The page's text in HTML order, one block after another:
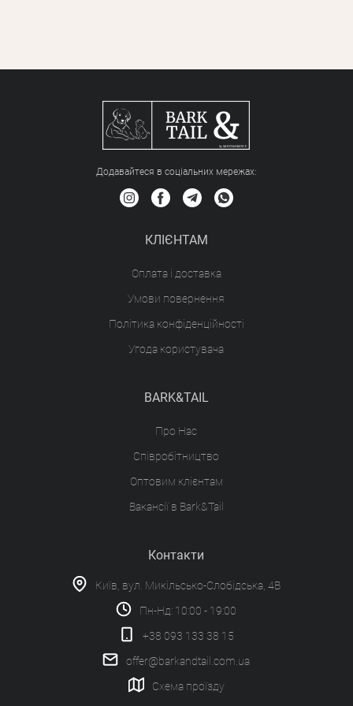
Додавайтеся в соціальних мережах:
КЛІЄНТАМ
Оплата і доставка
Умови повернення
Політика конфіденційності
Угода користувача
BARK&TAIL
Про Нас
Співробітництво
Оптовим клієнтам
Вакансії в Bark&Tail
Контакти
Київ, вул. Микільсько-Слобідська, 4В
Пн-Нд: 10:00 - 19:00
+38 093 133 38 15
offer@barkandtail.com.ua
Схема проїзду